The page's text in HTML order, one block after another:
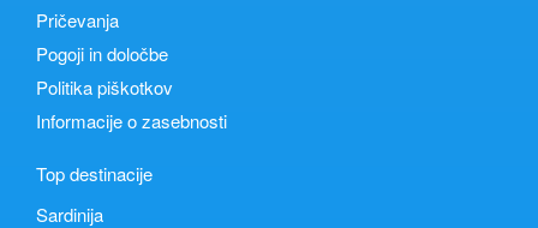
Pričevanja
Pogoji in določbe
Politika piškotkov
Informacije o zasebnosti
Top destinacije
Sardinija